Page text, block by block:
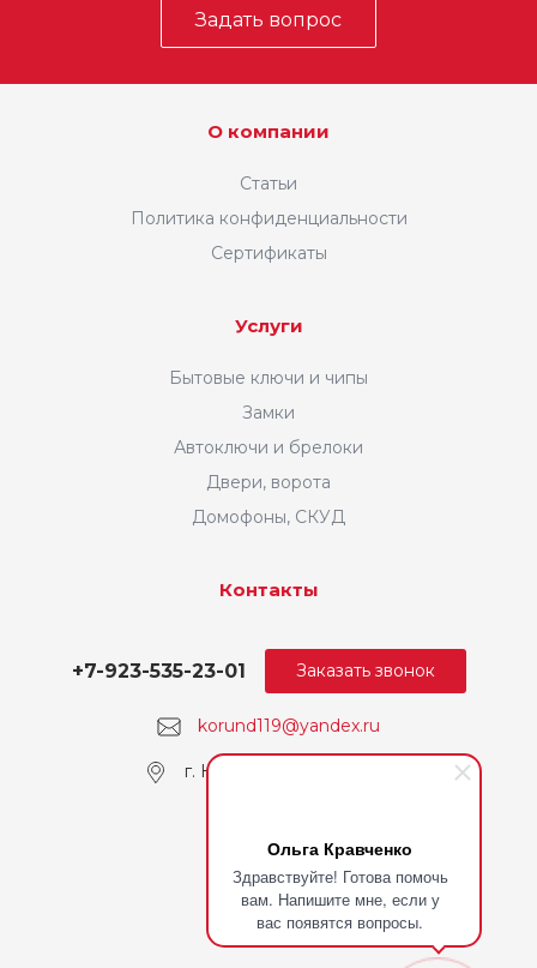
Ольга Кравченко
Здравствуйте! Готова помочь
вам. Напишите мне, если у
вас появятся вопросы.
Задать вопрос
О компании
Статьи
Политика конфиденциальности
Сертификаты
Услуги
Бытовые ключи и чипы
Замки
Автоключи и брелоки
Двери, ворота
Домофоны, СКУД
Контакты
korund119@yandex.ru
+7-923-535-23-01
г. Кемерово, пр. Ленина
Заказать звонок